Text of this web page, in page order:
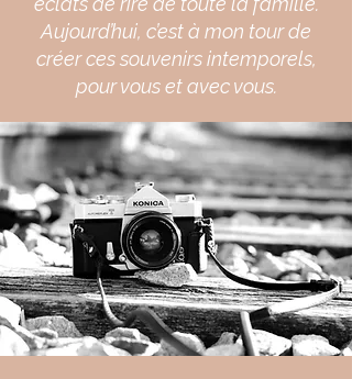
Aujourd’hui, c’est à mon tour de
créer ces souvenirs intemporels,
pour vous et avec vous.